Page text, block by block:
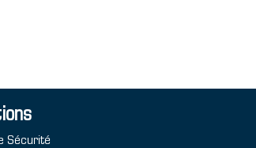
Sécurité